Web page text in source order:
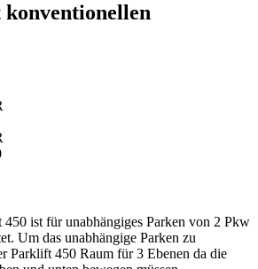
450 ist für unabhängiges Parken von 2 Pkw
Um das unabhängige Parken zu
Parklift 450 Raum für 3 Ebenen da die